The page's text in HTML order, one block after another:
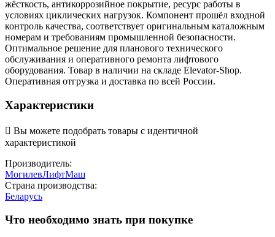
жёсткость, антикоррозийное покрытие, ресурс работы в
условиях циклических нагрузок. Компонент прошёл входной
контроль качества, соответствует оригинальным каталожным
номерам и требованиям промышленной безопасности.
Оптимальное решение для планового технического
обслуживания и оперативного ремонта лифтового
оборудования. Товар в наличии на складе Elevator-Shop.
Оперативная отгрузка и доставка по всей России.
Характеристики
 Вы можете подобрать товары с идентичной
характеристикой
Производитель:
МогилевЛифтМаш
Страна производства:
Беларусь
Что необходимо знать при покупке